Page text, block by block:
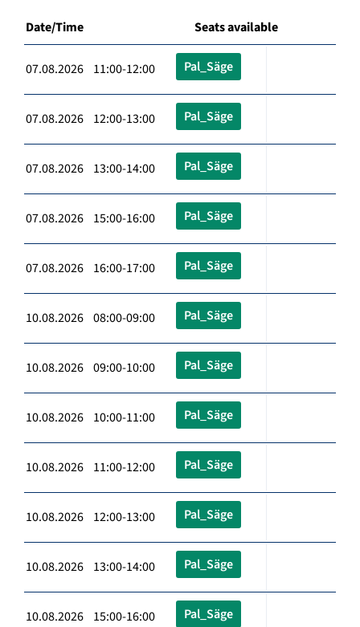
Date/Time Seats available
07.08.2026 11:00-12:00 Pal_Säge
07.08.2026 12:00-13:00 Pal_Säge
07.08.2026 13:00-14:00 Pal_Säge
07.08.2026 15:00-16:00 Pal_Säge
07.08.2026 16:00-17:00 Pal_Säge
10.08.2026 08:00-09:00 Pal_Säge
10.08.2026 09:00-10:00 Pal_Säge
10.08.2026 10:00-11:00 Pal_Säge
10.08.2026 11:00-12:00 Pal_Säge
10.08.2026 12:00-13:00 Pal_Säge
10.08.2026 13:00-14:00 Pal_Säge
10.08.2026 15:00-16:00 Pal_Säge